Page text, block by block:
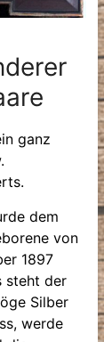
ganz
dem
von
1897
steht der
Silber
werde